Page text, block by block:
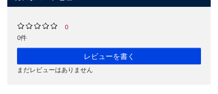
0
0件
レビューを書く
まだレビューはありません